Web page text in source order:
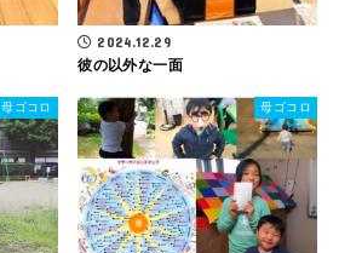
2024.12.29
彼の以外な一面
母ゴコロ 母ゴコロ